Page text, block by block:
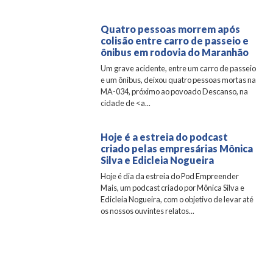
Quatro pessoas morrem após
colisão entre carro de passeio e
ônibus em rodovia do Maranhão
Um grave acidente, entre um carro de passeio
e um ônibus, deixou quatro pessoas mortas na
MA-034, próximo ao povoado Descanso, na
cidade de <a...
Hoje é a estreia do podcast
criado pelas empresárias Mônica
Silva e Edicleia Nogueira
Hoje é dia da estreia do Pod Empreender
Mais, um podcast criado por Mônica Silva e
Edicleia Nogueira, com o objetivo de levar até
os nossos ouvintes relatos...